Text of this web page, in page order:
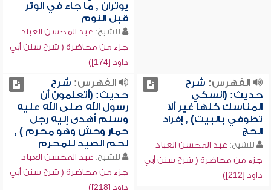
يوتران , ما جاء في الوتر
قبل النوم
للشيخ: عبد المحسن العباد
جزء من محاضرة ( شرح سنن أبي
داود [174])
الفهرس: شرح
حديث: (انسكي
المناسك كلها غير ألا
تطوفي بالبيت) , إفراد
الحج
للشيخ: عبد المحسن العباد
جزء من محاضرة ( شرح سنن أبي
داود [212])
الفهرس: شرح
حديث: (أتعلمون أن
رسول الله صلى الله عليه
وسلم أهدى إليه رجل
حمار وحش وهو محرم ) ,
لحم الصيد للمحرم
للشيخ: عبد المحسن العباد
جزء من محاضرة ( شرح سنن أبي
داود [218])